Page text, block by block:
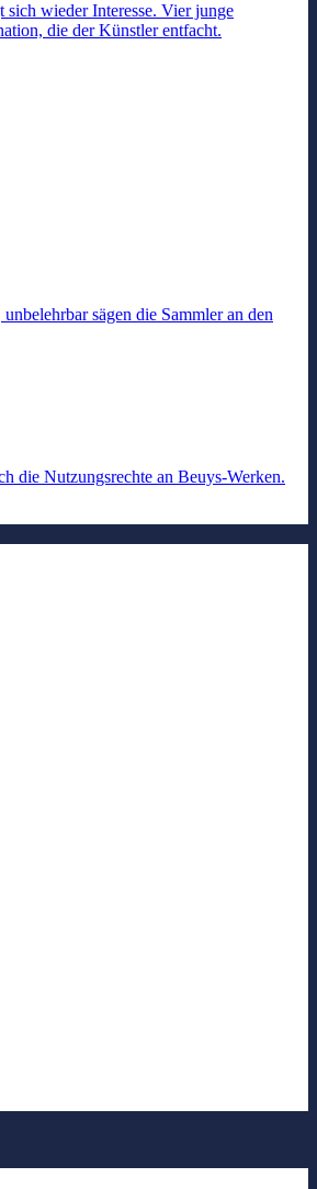
wieder Interesse. Vier junge
die der Künstler entfacht.
sägen die Sammler an den
die Nutzungsrechte an Beuys-Werken.